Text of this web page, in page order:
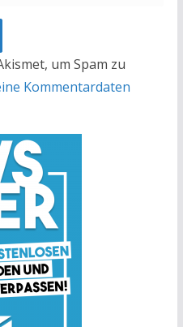
um Spam zu
Kommentardaten